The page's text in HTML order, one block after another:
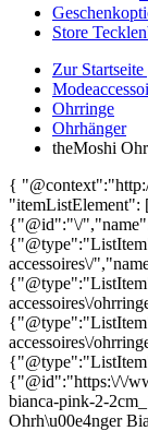
Store
Zur Startseite
Ohrringe
Ohrhänger
theMoshi
{
{"@id":"\/
accessoires\/
accessoires\/
accessoires\/
{"@id":"https:\/\/
bianca-pink-2-
Ohrh\u00e4nger